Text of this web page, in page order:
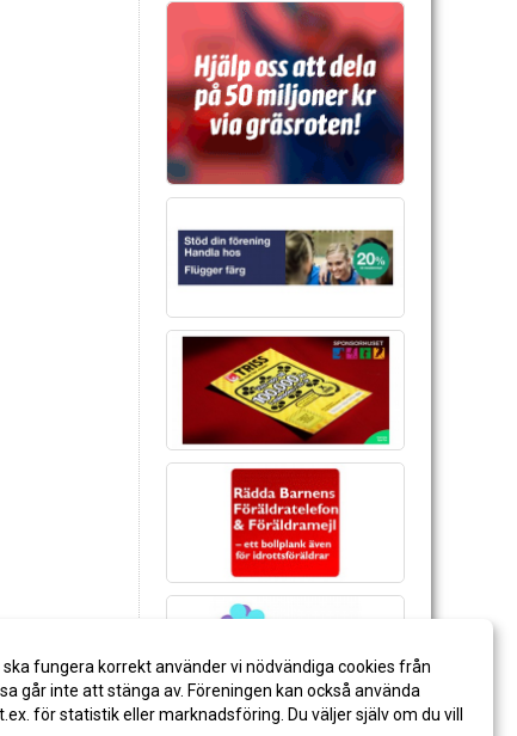
ska fungera korrekt använder vi nödvändiga cookies från
går inte att stänga av. Föreningen kan också använda
för statistik eller marknadsföring. Du väljer själv om du vill